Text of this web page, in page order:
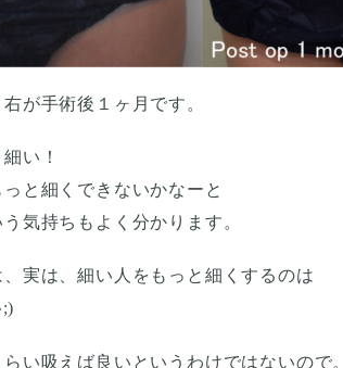
が手術後１ヶ月です。
い！
と細くできないかなーと
気持ちもよく分かります。
実は、細い人をもっと細くするのは
い吸えば良いというわけではないので。